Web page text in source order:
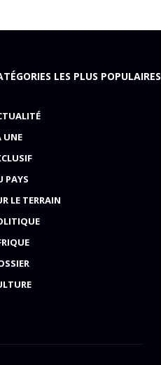
LES PLUS POPULAIRES
UNE
PAYS
LE TERRAIN